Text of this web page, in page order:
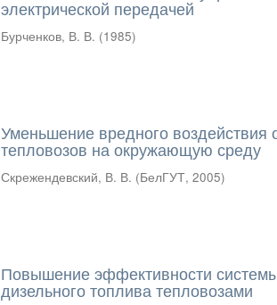
электрической передачей
Бурченков, В. В. (1985)
Уменьшение вредного воздействия
тепловозов на окружающую среду
Скрежендевский, В. В. (БелГУТ,2005)
Повышение эффективности
дизельного топлива тепловозами